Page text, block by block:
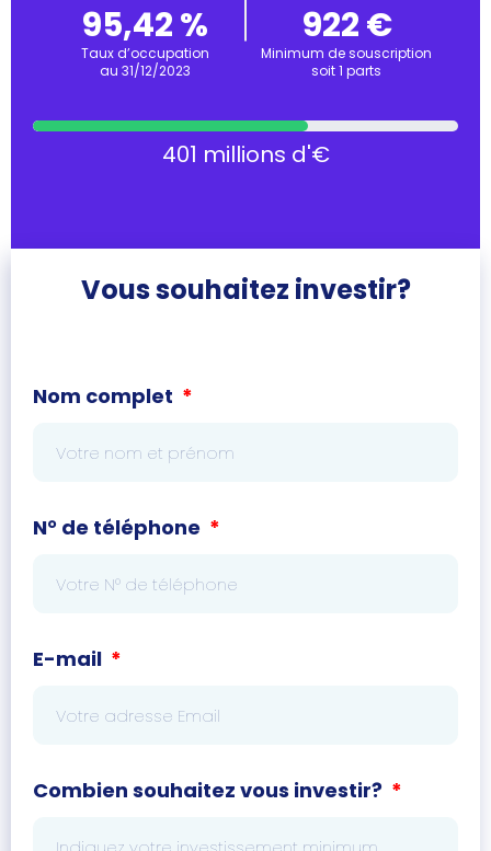
95,42 %
Taux d’occupation
au 31/12/2023
922 €
Minimum de souscription
soit 1 parts
401 millions d'€
Vous souhaitez investir?
Nom complet
N° de téléphone
E-mail
Combien souhaitez vous investir?